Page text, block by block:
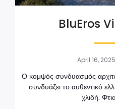
BluEros
April 16, 2025
Ο κομψός συνδυασμός
συνδυάζει το αυθεντικό
χλιδή.